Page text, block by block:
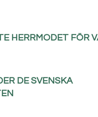
HERRMODET FÖR
DE SVENSKA